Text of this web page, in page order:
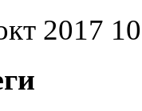
2017